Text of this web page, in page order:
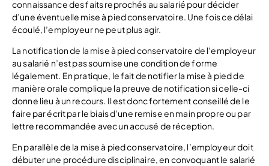
connaissance des faits reprochés au salarié pour décider
d’une éventuelle mise à pied conservatoire. Une fois ce délai
écoulé, l’employeur ne peut plus agir.
La notification de la mise à pied conservatoire de l’employeur
au salarié n’est pas soumise une condition de forme
légalement. En pratique, le fait de notifier la mise à pied de
manière orale complique la preuve de notification si celle-ci
donne lieu à un recours. Il est donc fortement conseillé de le
faire par écrit par le biais d’une remise en main propre ou par
lettre recommandée avec un accusé de réception.
En parallèle de la mise à pied conservatoire, l’employeur doit
débuter une procédure disciplinaire, en convoquant le salarié